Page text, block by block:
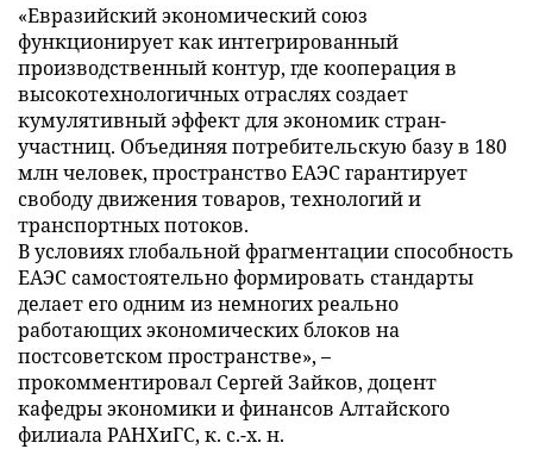
«Евразийский экономический союз
функционирует как интегрированный
производственный контур, где кооперация в
высокотехнологичных отраслях создает
кумулятивный эффект для экономик стран-
участниц. Объединяя потребительскую базу в 180
млн человек, пространство ЕАЭС гарантирует
свободу движения товаров, технологий и
транспортных потоков.
В условиях глобальной фрагментации способность
ЕАЭС самостоятельно формировать стандарты
делает его одним из немногих реально
работающих экономических блоков на
постсоветском пространстве», –
прокомментировал Сергей Зайков, доцент
кафедры экономики и финансов Алтайского
филиала РАНХиГС, к. с.-х. н.